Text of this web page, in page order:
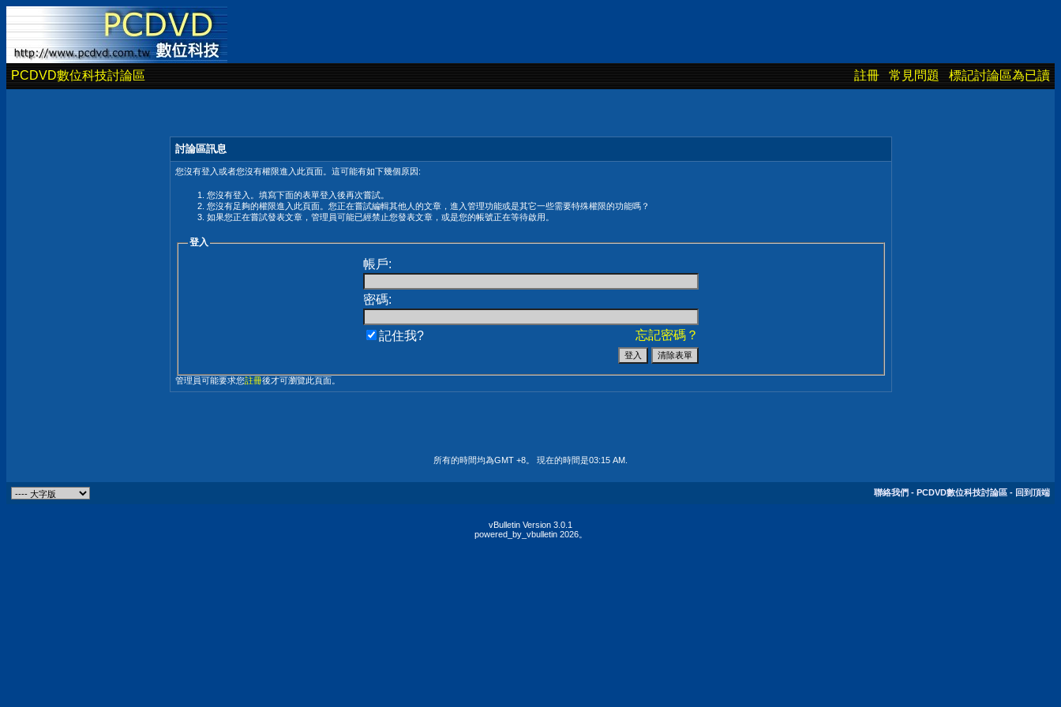
PCDVD數位科技討論區 註冊 常見問題 標記討論區為已讀
討論區訊息
您沒有登入或者您沒有權限進入此頁面。這可能有如下幾個原因:
您沒有登入。填寫下面的表單登入後再次嘗試。
您沒有足夠的權限進入此頁面。您正在嘗試編輯其他人的文章，進入管理功能或是其它一些需要特殊權限的功能嗎？
如果您正在嘗試發表文章，管理員可能已經禁止您發表文章，或是您的帳號正在等待啟用。
登入
帳戶:
密碼:
忘記密碼？
記住我?
管理員可能要求您註冊後才可瀏覽此頁面。
所有的時間均為GMT +8。 現在的時間是03:15 AM
聯絡我們 - PCDVD數位科技討論區 - 回到頂端
vBulletin Version 3.0.1
powered_by_vbulletin 2026。